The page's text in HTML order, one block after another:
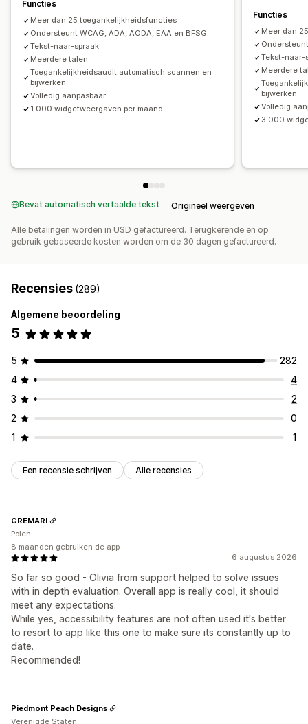
Functies
Meer dan 25 toegankelijkheidsfuncties
Ondersteunt WCAG, ADA, AODA, EAA en BFSG
Tekst-naar-spraak
Meerdere talen
Toegankelijkheidsaudit automatisch scannen en
bijwerken
Volledig aanpasbaar
1.000 widgetweergaven per maand
Functies
Meer dan
Tekst-naar-
Meerdere
bijwerken
Volledig
3.000
Bevat automatisch vertaalde tekst Origineel weergeven
Alle betalingen worden in USD gefactureerd. Terugkerende en op
gebruik gebaseerde kosten worden om de 30 dagen gefactureerd.
Recensies (289)
Algemene beoordeling
5
5
282
4
4
3
2
2
0
1
1
Een recensie schrijven Alle recensies
6 augustus 2026
So far so good - Olivia from support helped to solve issues
with in depth evaluation. Overall app is really cool, it should
meet any expectations.
While yes, accessibility features are not often used it's better
to resort to app like this one to make sure its constantly up to
date.
Recommended!
GREMARI
Polen
8 maanden gebruiken de app
Piedmont Peach Designs
Verenigde Staten